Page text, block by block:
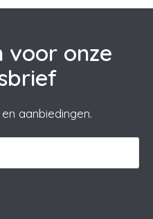
voor onze
aanbiedingen.